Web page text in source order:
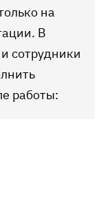
на
В
сотрудники
работы: